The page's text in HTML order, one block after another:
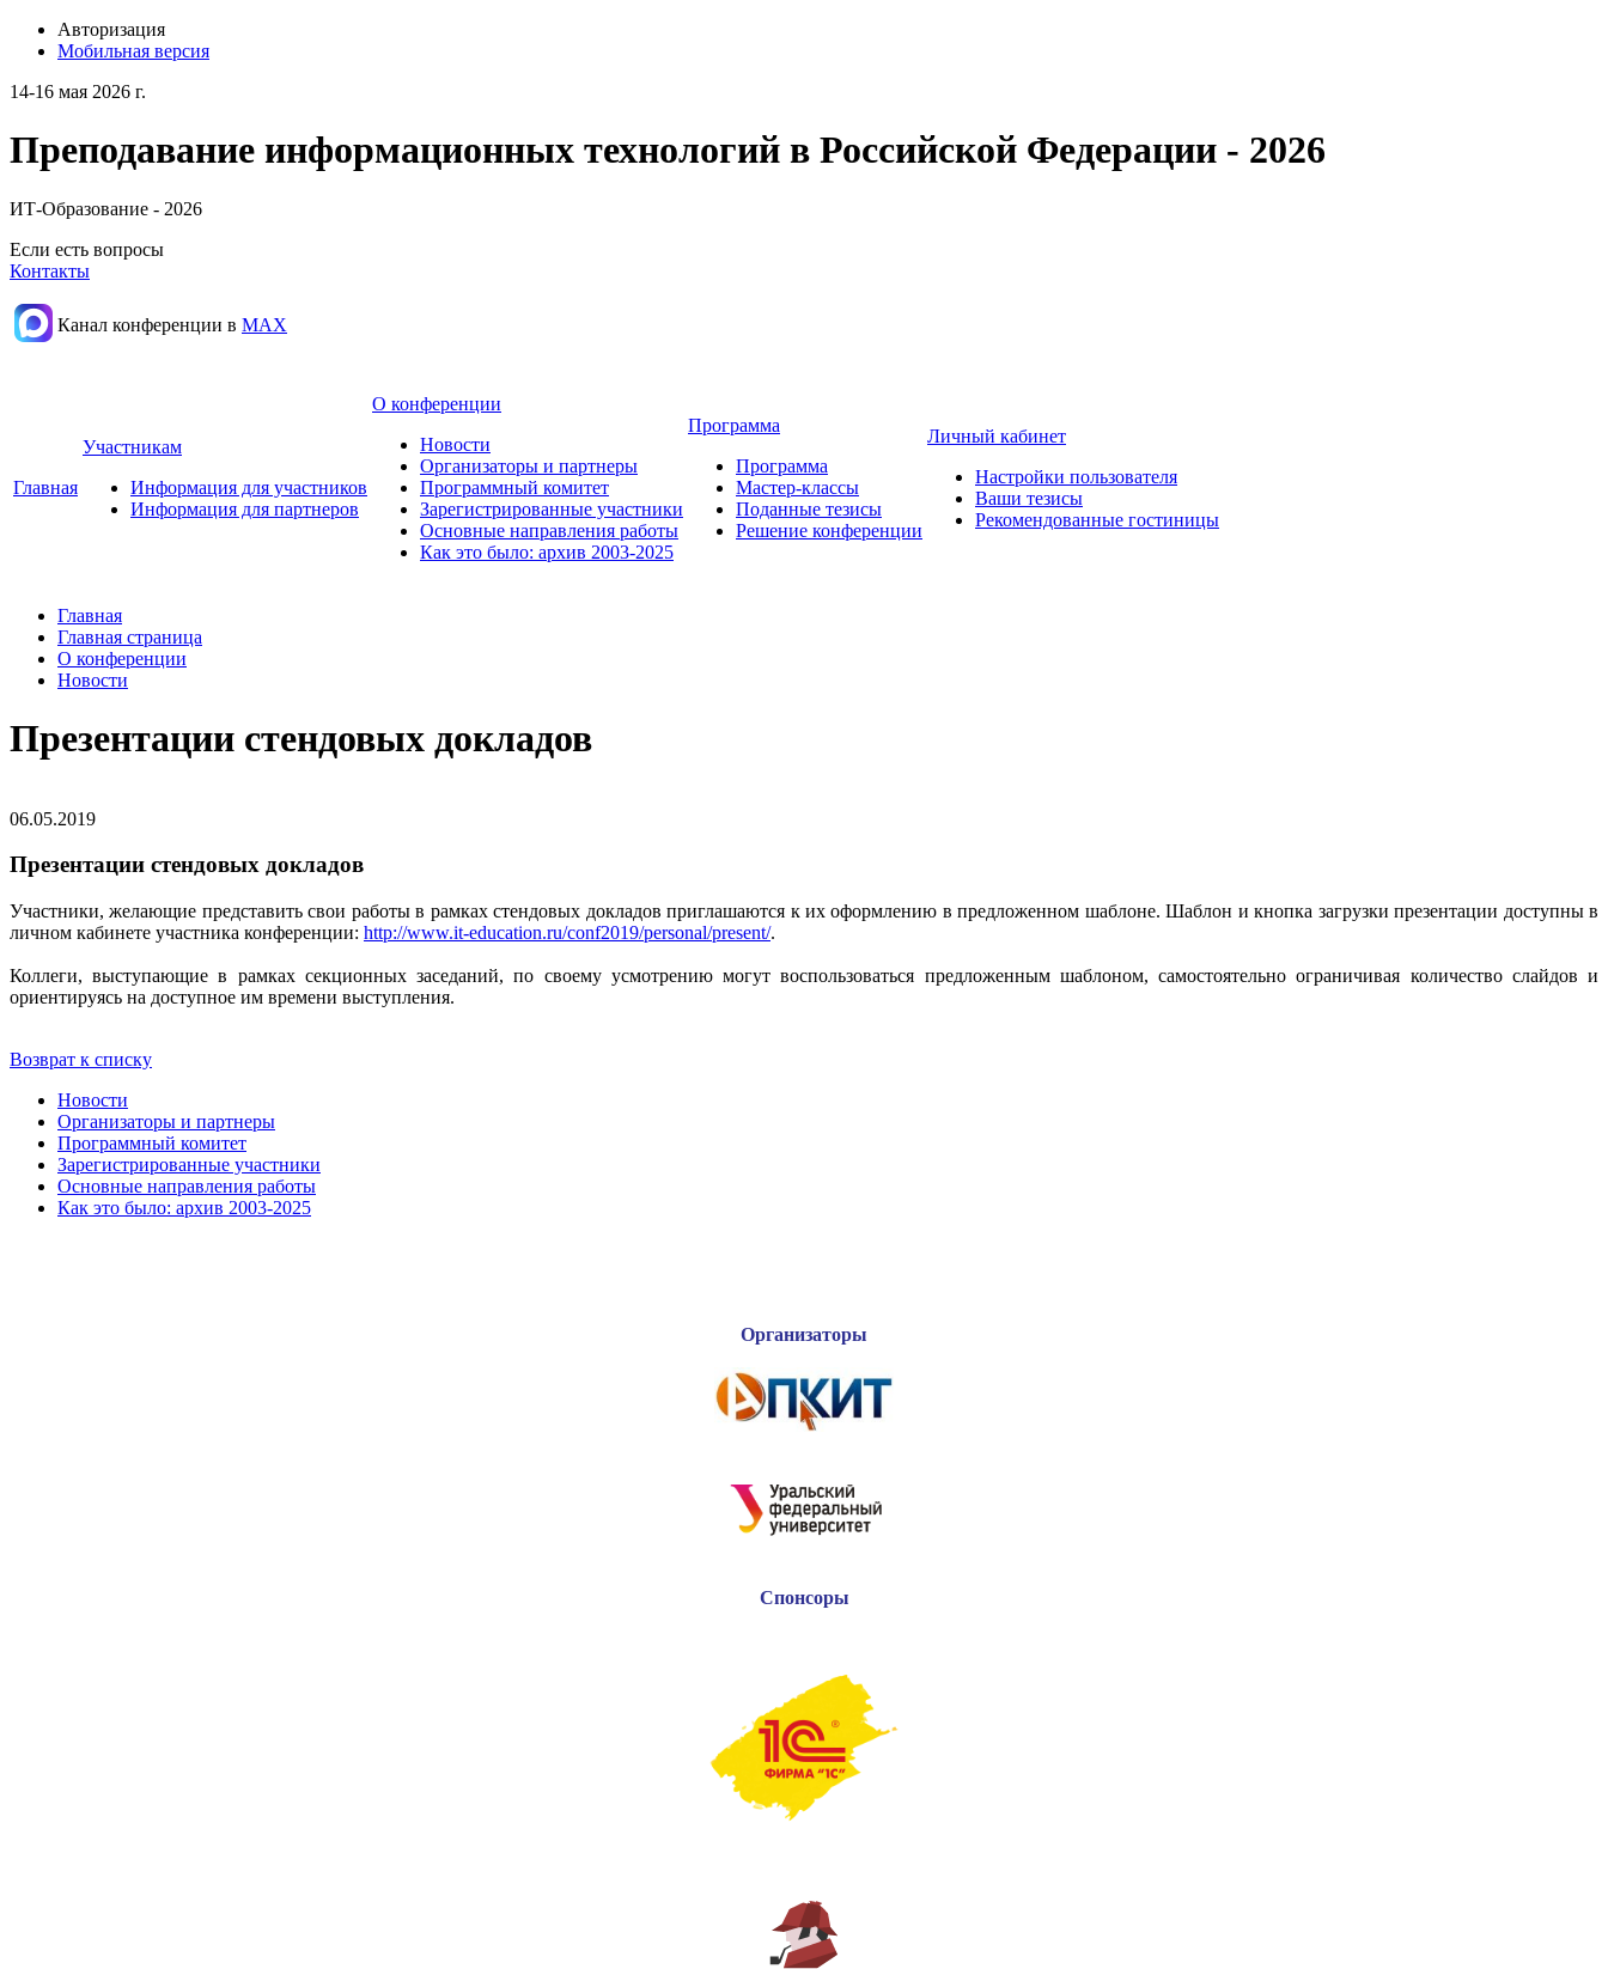
Авторизация
Мобильная версия
14-16 мая 2026 г.
Преподавание информационных технологий в Российской Федерации - 2026
ИТ-Образование - 2026
Если есть вопросы
Контакты
Канал конференции в МАХ
Главная
Участникам
Информация для участников
Информация для партнеров
О конференции
Новости
Организаторы и партнеры
Программный комитет
Зарегистрированные участники
Основные направления работы
Как это было: архив 2003-2025
Программа
Программа
Мастер-классы
Поданные тезисы
Решение конференции
Личный кабинет
Настройки пользователя
Ваши тезисы
Рекомендованные гостиницы
Главная
Главная страница
О конференции
Новости
Презентации стендовых докладов
06.05.2019
Презентации стендовых докладов
Участники, желающие представить свои работы в рамках стендовых докладов приглашаются к их оформлению в предложенном шаблоне. Шаблон и кнопка загрузки презентации доступны в
личном кабинете участника конференции: http://www.it-education.ru/conf2019/personal/present/.
Коллеги, выступающие в рамках секционных заседаний, по своему усмотрению могут воспользоваться предложенным шаблоном, самостоятельно ограничивая количество слайдов и
ориентируясь на доступное им времени выступления.
Возврат к списку
Новости
Организаторы и партнеры
Программный комитет
Зарегистрированные участники
Основные направления работы
Как это было: архив 2003-2025
Организаторы
Спонсоры